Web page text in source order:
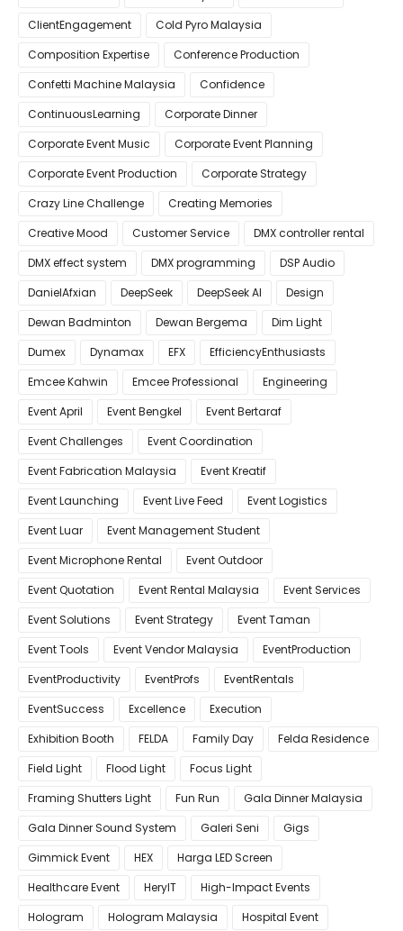
ClientEngagement
Cold Pyro Malaysia
Composition Expertise
Conference Production
Confetti Machine Malaysia
Confidence
ContinuousLearning
Corporate Dinner
Corporate Event Music
Corporate Event Planning
Corporate Event Production
Corporate Strategy
Crazy Line Challenge
Creating Memories
Creative Mood
Customer Service
DMX controller rental
DMX effect system
DMX programming
DSP Audio
DanielAfxian
DeepSeek DeepSeek AI
Design
Dewan Badminton
Dewan Bergema
Dim Light
Dumex
Dynamax EFX
EfficiencyEnthusiasts
Emcee Kahwin
Emcee Professional
Engineering
Event April
Event Bengkel
Event Bertaraf
Event Challenges
Event Coordination
Event Fabrication Malaysia
Event Kreatif
Event Launching
Event Live Feed
Event Logistics
Event Luar
Event Management Student
Event Microphone Rental
Event Outdoor
Event Quotation
Event Rental Malaysia
Event Services
Event Solutions
Event Strategy
Event Taman
Event Tools
Event Vendor Malaysia
EventProduction
EventProductivity
EventProfs
EventRentals
EventSuccess
Excellence
Execution
Exhibition Booth
FELDA Family Day
Felda Residence
Field Light
Flood Light
Focus Light
Framing Shutters Light
Fun Run
Gala Dinner Malaysia
Gala Dinner Sound System
Galeri Seni
Gigs
Gimmick Event
HEX
Harga LED Screen
Healthcare Event
HeryIT
High-Impact Events
Hologram
Hologram Malaysia
Hospital Event